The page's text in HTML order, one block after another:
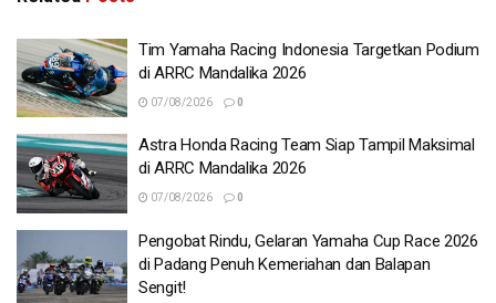
Tim Yamaha Racing Indonesia Targetkan Podium
di ARRC Mandalika 2026
07/08/2026 0
Astra Honda Racing Team Siap Tampil Maksimal
di ARRC Mandalika 2026
07/08/2026 0
Pengobat Rindu, Gelaran Yamaha Cup Race 2026
di Padang Penuh Kemeriahan dan Balapan
Sengit!